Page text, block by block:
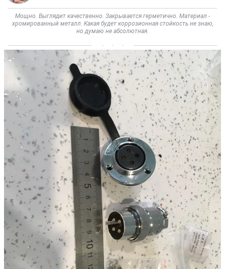
Мощно. Выглядит качественно. Закрывается герметично. Материал -
хромированный металл. Какая будет коррозионная стойкость не знаю,
но думаю не абсолютная.